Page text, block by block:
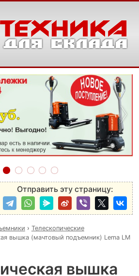
›
Отправить эту страницу:
› Телескопические
вышка (мачтовый подъемник) Lema LM
вышка